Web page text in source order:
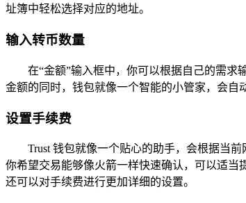
址簿中轻松选择对应的地址。
输入转币数量
在“金额”输入框中，你可以根据自己的需求
金额的同时，钱包就像一个智能的小管家，会自
设置手续费
Trust 钱包就像一个贴心的助手，会根据当
你希望交易能够像火箭一样快速确认，可以适当
还可以对手续费进行更加详细的设置。